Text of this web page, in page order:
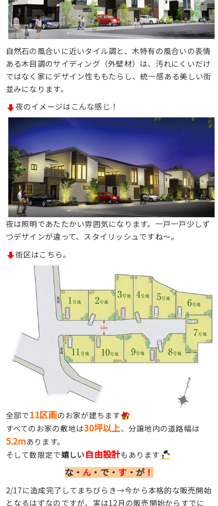
自然石の風合いに近いタイル調と、木特有の風合いの表情
ある木目調のサイディング（外壁材）は、汚れにくいだけ
ではなく家にデザイン性ももたらし、統一感ある美しい街
並みになります。
夜のイメージはこんな感じ！
夜は照明であたたかい雰囲気になります。一戸一戸少しず
つデザインが違って、スタイリッシュですね〜。
街区はこちら。
全部で11区画のお家が建ちます
すべてのお家の敷地は30坪以上、分譲地内の道路幅は
5.2mあります。
そして数限定で嬉しい自由設計もあります
な・ ん ・で・ す ・が！
2/17に造成完了してまちびらき→今から本格的な販売開始
となるはずなのですが、実は12月の販売開始からすでに